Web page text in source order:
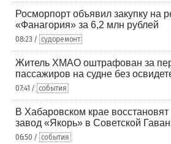
Росморпорт объявил закупку на
«Фанагория» за 6,2 млн рублей
08:23 / судоремонт
Житель ХМАО оштрафован за
пассажиров на судне без
07:41 / события
В Хабаровском крае
завод «Якорь» в Советской
06:50 / события